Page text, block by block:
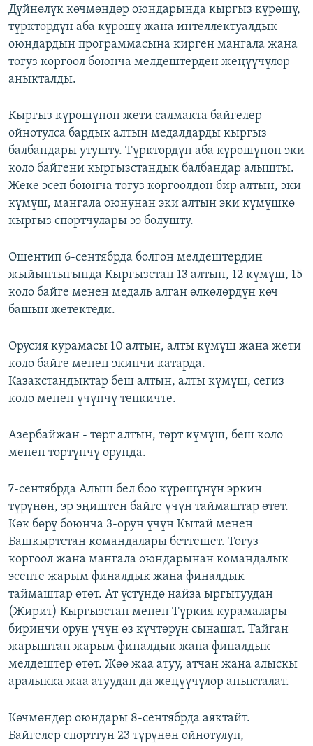
Дүйнөлүк көчмөндөр оюндарында кыргыз күрөшү,
түрктөрдүн аба күрөшү жана интеллектуалдык
оюндардын программасына кирген мангала жана
тогуз коргоол боюнча мелдештерден жеңүүчүлөр
аныкталды.
Кыргыз күрөшүнөн жети салмакта байгелер
ойнотулса бардык алтын медалдарды кыргыз
балбандары утушту. Түрктөрдүн аба күрөшүнөн эки
коло байгени кыргызстандык балбандар алышты.
Жеке эсеп боюнча тогуз коргоолдон бир алтын, эки
күмүш, мангала оюнунан эки алтын эки күмүшкө
кыргыз спортчулары ээ болушту.
Ошентип 6-сентябрда болгон мелдештердин
жыйынтыгында Кыргызстан 13 алтын, 12 күмүш, 15
коло байге менен медаль алган өлкөлөрдүн көч
башын жетектеди.
Орусия курамасы 10 алтын, алты күмүш жана жети
коло байге менен экинчи катарда.
Казакстандыктар беш алтын, алты күмүш, сегиз
коло менен үчүнчү тепкичте.
Азербайжан - төрт алтын, төрт күмүш, беш коло
менен төртүнчү орунда.
7-сентябрда Алыш бел боо күрөшүнүн эркин
түрүнөн, эр эңиштен байге үчүн таймаштар өтөт.
Көк бөрү боюнча 3-орун үчүн Кытай менен
Башкыртстан командалары беттешет. Тогуз
коргоол жана мангала оюндарынан командалык
эсепте жарым финалдык жана финалдык
таймаштар өтөт. Ат үстүндө найза ыргытуудан
(Жирит) Кыргызстан менен Түркия курамалары
биринчи орун үчүн өз күчтөрүн сынашат. Тайган
жарыштан жарым финалдык жана финалдык
мелдештер өтөт. Жөө жаа атуу, атчан жана алыскы
аралыкка жаа атуудан да жеңүүчүлөр аныкталат.
Көчмөндөр оюндары 8-сентябрда аяктайт.
Байгелер спорттун 23 түрүнөн ойнотулуп,